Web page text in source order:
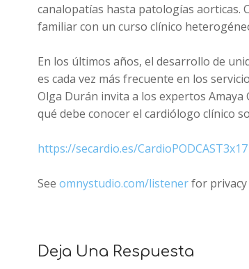
canalopatías hasta patologías aorticas.
familiar con un curso clínico
En los últimos años, el desarrollo de
es cada vez más frecuente en los
Olga Durán invita a los expertos Amaya
qué debe conocer el cardiólogo clínico
https://secardio.es/CardioPODCAST3x17
See omnystudio.com/listenerfor
Deja Una Respuesta